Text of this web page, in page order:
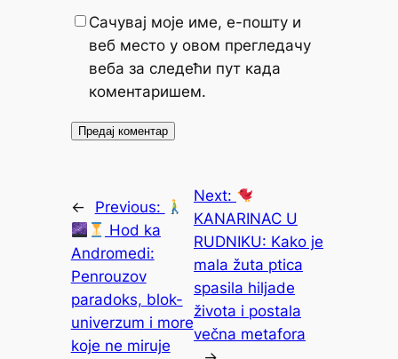
Сачувај моје име, е-пошту и
веб место у овом прегледачу
веба за следећи пут када
коментаришем.
←
Previous:
Hod ka
Andromedi:
Penrouzov
paradoks, blok-
univerzum i more
koje ne miruje
Next:
KANARINAC U
RUDNIKU: Kako je
mala žuta ptica
spasila hiljade
života i postala
večna metafora